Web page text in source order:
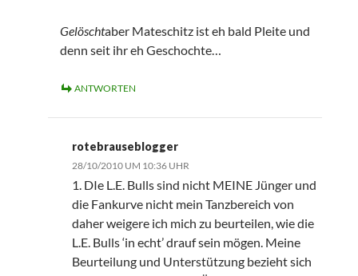
Gelöschtaber Mateschitz ist eh bald Pleite und
denn seit ihr eh Geschochte…
ANTWORTEN
rotebrauseblogger
28/10/2010 UM 10:36 UHR
1. DIe L.E. Bulls sind nicht MEINE Jünger und
die Fankurve nicht mein Tanzbereich von
daher weigere ich mich zu beurteilen, wie die
L.E. Bulls ‘in echt’ drauf sein mögen. Meine
Beurteilung und Unterstützung bezieht sich